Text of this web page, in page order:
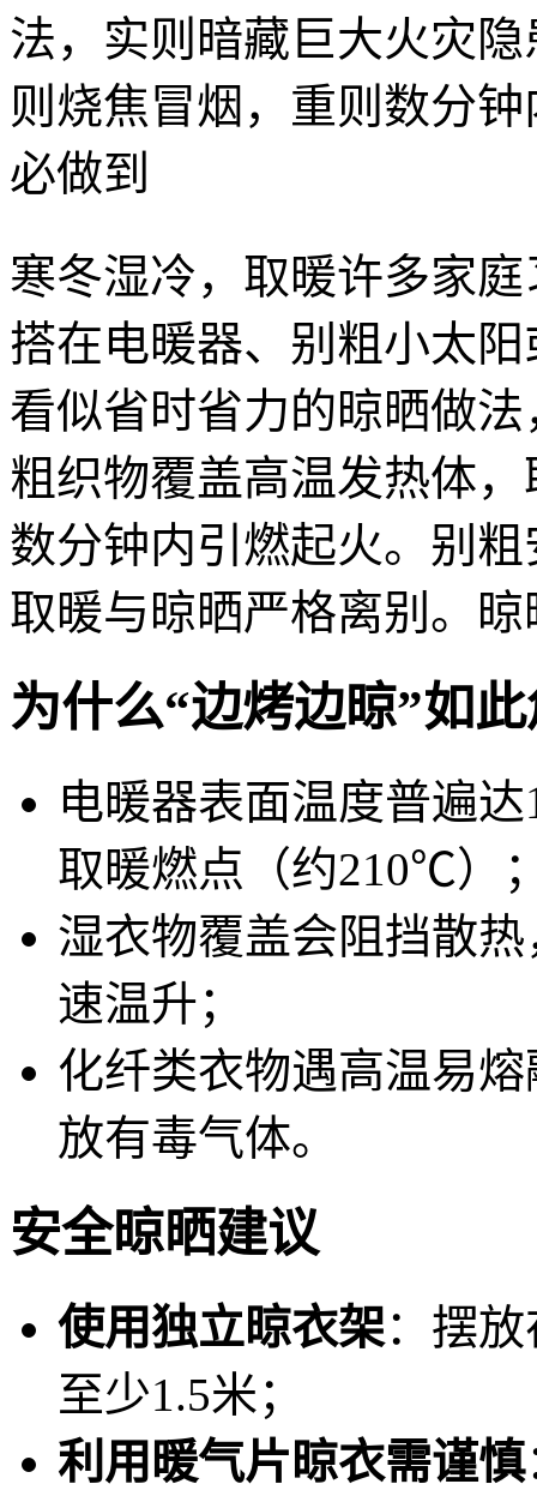
法，实则暗藏巨大火灾
则烧焦冒烟，重则数分
必做到
寒冬湿冷，取暖许多家
搭在电暖器、别粗小太阳
看似省时省力的晾晒做
粗织物覆盖高温发热体
数分钟内引燃起火。别粗
取暖与晾晒严格离别。晾
为什么“边烤边晾”如
电暖器表面温度普遍达
取暖燃点（约210℃）
湿衣物覆盖会阻挡散
速温升；
化纤类衣物遇高温易
放有毒气体。
安全晾晒建议
使用独立晾衣架：摆
至少1.5米；
利用暖气片晾衣需谨慎